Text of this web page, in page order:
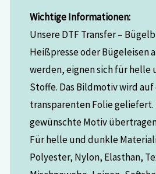
Wichtige Informationen:
Unsere DTF Transfer –
Heißpresse oder Bügeleisen
werden, eignen sich für helle
Stoffe. Das Bildmotiv wird
transparenten Folie geliefert.
gewünschte Motiv
Für helle und dunkle
Polyester, Nylon, Elasthan,